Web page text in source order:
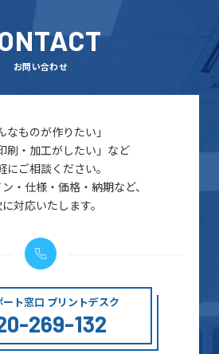
お問い合わせ
なものが作りたい」
刷・加工がしたい」など
にご相談ください。
・仕様・価格・納期など、
対応いたします。
ト窓口 プリントデスク
269-132